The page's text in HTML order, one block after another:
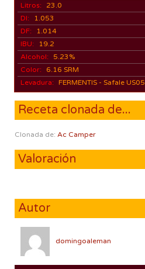
Litros:
23.0
DI:
1.053
DF:
1.014
IBU:
19.2
Alcohol:
5.23%
Color:
6.16 SRM
Levadura: FERMENTIS - Safale US05
Receta clonada de...
Clonada de: Ac Camper
Valoración
Autor
domingoaleman